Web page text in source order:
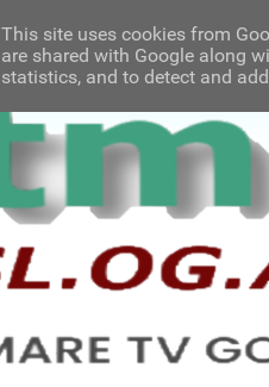
This site uses cookies from
are shared with Google along
statistics, and to detect and